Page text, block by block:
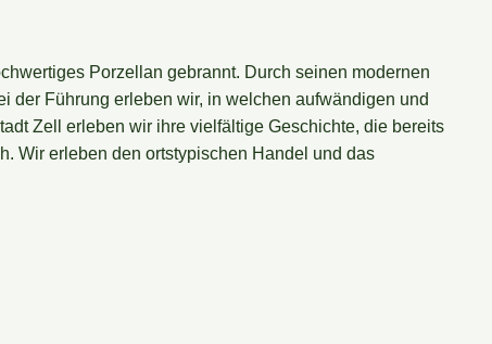
Porzellan gebrannt. Durch seinen modernen
der Führung erleben wir, in welchen aufwändigen und
Zell erleben wir ihre vielfältige Geschichte, die bereits
Wir erleben den ortstypischen Handel und das